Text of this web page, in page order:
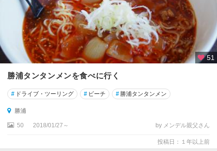
51
勝浦タンタンメンを食べに行く
# ドライブ・ツーリング # ビーチ # 勝浦タンタンメン
勝浦
50 2018/01/27～ by メンデル親父さん
投稿日：１年以上前